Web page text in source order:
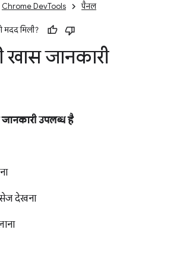
Chrome DevTools पैनल
मदद मिली?
जानकारी
उपलब्ध है
देखना